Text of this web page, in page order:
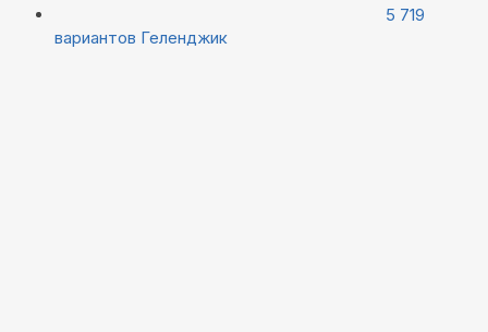
5 719
вариантов Геленджик